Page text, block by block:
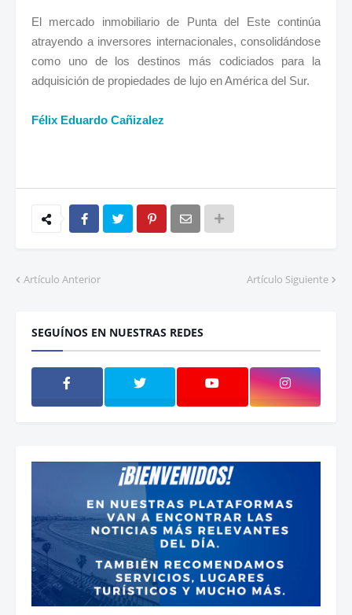
El mercado inmobiliario de Punta del Este continúa
atrayendo a inversores internacionales, consolidándose
como uno de los destinos más codiciados para la
adquisición de propiedades de lujo en América del Sur.
Félix Eduardo Cañizalez
Artículo Anterior Artículo Siguiente
SEGUÍNOS EN NUESTRAS REDES